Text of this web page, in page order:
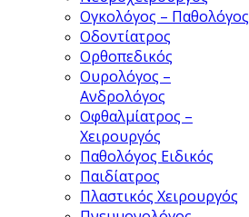
Ογκολόγος – Παθολόγος
Οδοντίατρος
Ορθοπεδικός
Ουρολόγος –
Ανδρολόγος
Οφθαλμίατρος –
Χειρουργός
Παθολόγος Ειδικός
Παιδίατρος
Πλαστικός Χειρουργός